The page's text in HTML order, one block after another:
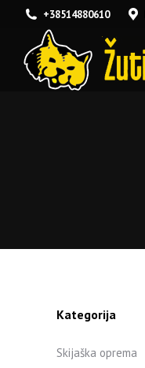
+38514880610
Kategorija
Skijaška oprema